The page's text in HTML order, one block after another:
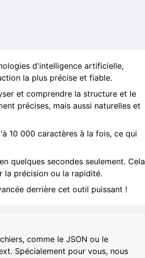
d'intelligence artificielle,
la plus précise et fiable.
et comprendre la structure et le
précises, mais aussi naturelles et
10 000 caractères à la fois, ce qui
quelques secondes seulement. Cela
la précision ou la rapidité.
derrière cet outil puissant !
comme le JSON ou le
Spécialement pour vous, nous